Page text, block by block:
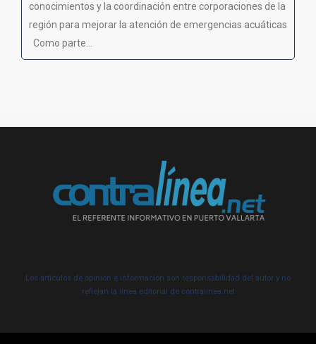
conocimientos y la coordinación entre corporaciones de la
región para mejorar la atención de emergencias acuáticas
Como parte...
Los artículos de opinión e información son responsabilidad del autor y no
reflejan la línea editorial de contralínea.net